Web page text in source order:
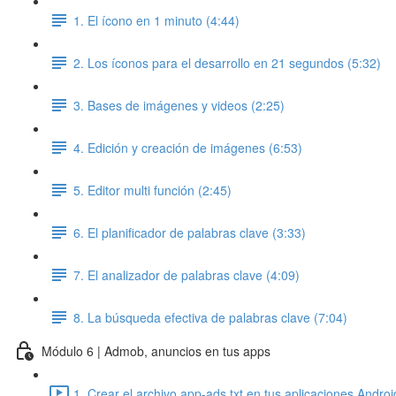
1. El ícono en 1 minuto (4:44)
2. Los íconos para el desarrollo en 21 segundos (5:32)
3. Bases de imágenes y videos (2:25)
4. Edición y creación de imágenes (6:53)
5. Editor multi función (2:45)
6. El planificador de palabras clave (3:33)
7. El analizador de palabras clave (4:09)
8. La búsqueda efectiva de palabras clave (7:04)
Módulo 6 | Admob, anuncios en tus apps